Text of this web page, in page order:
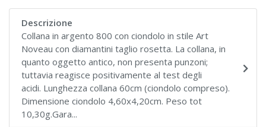
Descrizione
Collana in argento 800 con ciondolo in stile Art
Noveau con diamantini taglio rosetta. La collana, in
quanto oggetto antico, non presenta punzoni;
tuttavia reagisce positivamente al test degli
acidi. Lunghezza collana 60cm (ciondolo compreso).
Dimensione ciondolo 4,60x4,20cm. Peso tot
10,30g.Gara...